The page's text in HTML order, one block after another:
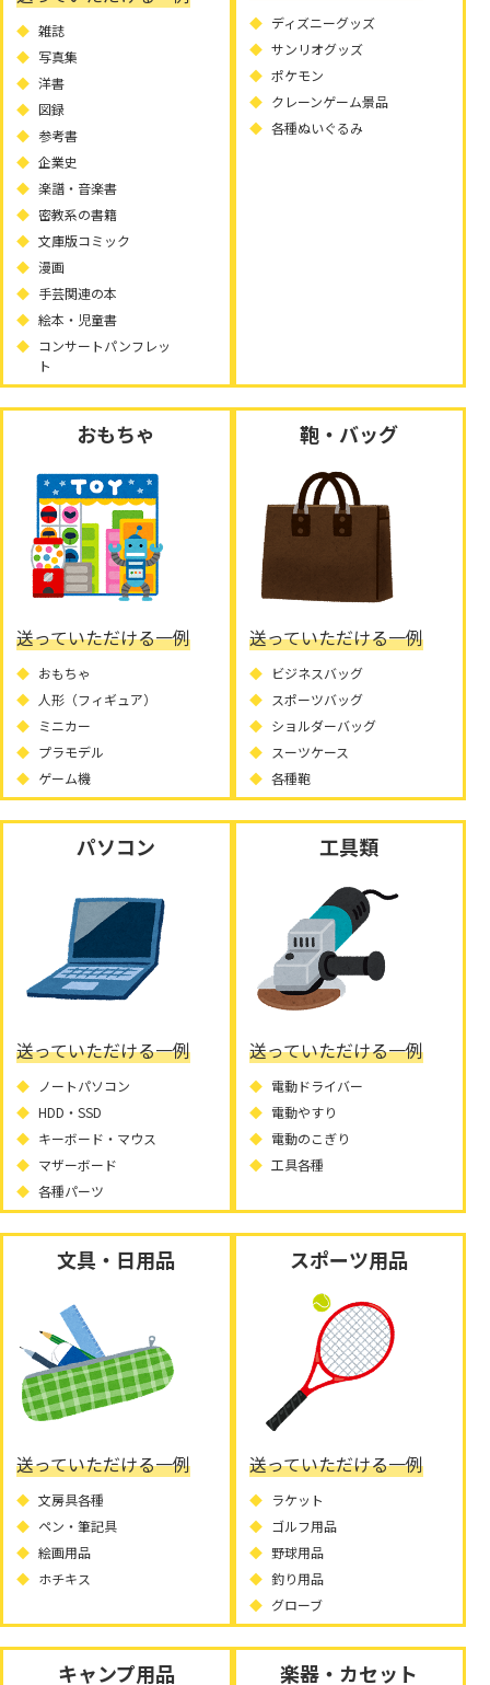
雑誌
写真集
洋書
図録
参考書
企業史
楽譜・音楽書
密教系の書籍
文庫版コミック
漫画
手芸関連の本
絵本・児童書
コンサートパンフレッ
ト
ディズニーグッズ
サンリオグッズ
ポケモン
クレーンゲーム景品
各種ぬいぐるみ
おもちゃ
送っていただける一例
おもちゃ
人形（フィギュア）
ミニカー
プラモデル
ゲーム機
鞄・バッグ
送っていただける一例
ビジネスバッグ
スポーツバッグ
ショルダーバッグ
スーツケース
各種鞄
パソコン
送っていただける一例
ノートパソコン
HDD・SSD
キーボード・マウス
マザーボード
各種パーツ
工具類
送っていただける一例
電動ドライバー
電動やすり
電動のこぎり
工具各種
文具・日用品
送っていただける一例
文房具各種
ペン・筆記具
絵画用品
ホチキス
スポーツ用品
送っていただける一例
ラケット
ゴルフ用品
野球用品
釣り用品
グローブ
キャンプ用品 楽器・カセット